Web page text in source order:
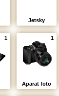
Jetsky
1 1
Aparat foto